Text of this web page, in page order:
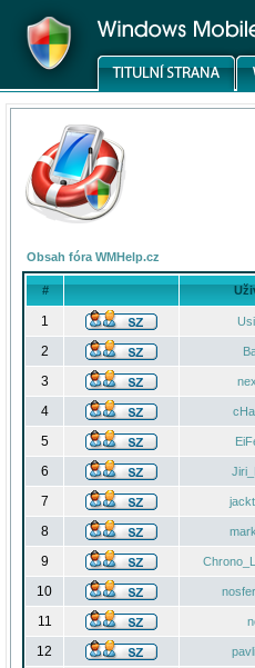
Obsah fóra WMHelp.cz
#
1
2
3
4
5
6
7
8
9
10
11
12